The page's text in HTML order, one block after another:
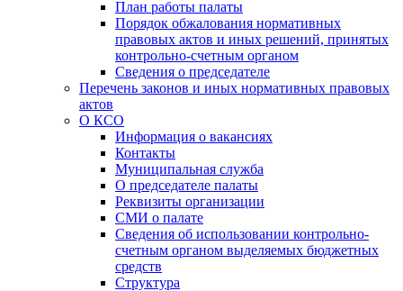
План работы палаты
Порядок обжалования нормативных
правовых актов и иных решений, принятых
контрольно-счетным органом
Сведения о председателе
Перечень законов и иных нормативных правовых
актов
О КСО
Информация о вакансиях
Контакты
Муниципальная служба
О председателе палаты
Реквизиты организации
СМИ о палате
Сведения об использовании контрольно-
счетным органом выделяемых бюджетных
средств
Структура